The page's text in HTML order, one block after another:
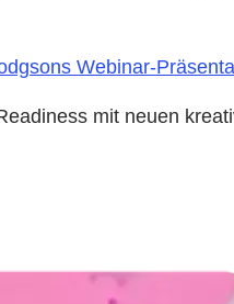
Webinar-
mit neuen